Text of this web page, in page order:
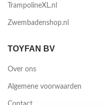
TrampolineXL.nl
Zwembadenshop.nl
TOYFAN BV
Over ons
Algemene voorwaarden